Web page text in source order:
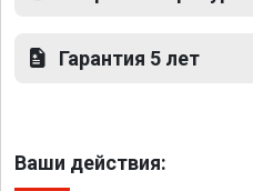
Гарантия 5 лет
Ваши действия: